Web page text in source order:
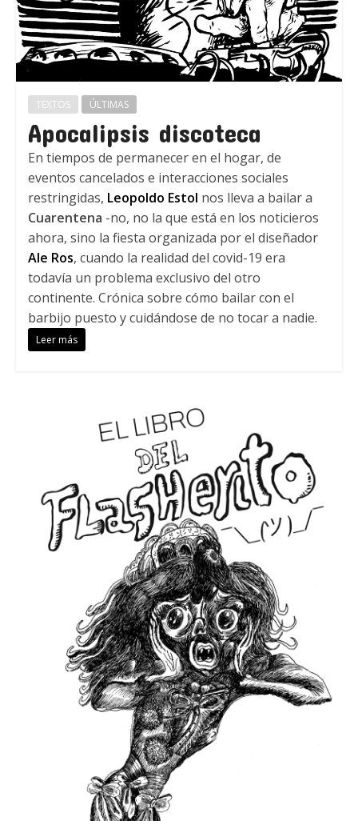
TEXTOS ÚLTIMAS
Apocalipsis discoteca
En tiempos de permanecer en el hogar, de
eventos cancelados e interacciones sociales
restringidas, Leopoldo Estol nos lleva a bailar a
Cuarentena -no, no la que está en los noticieros
ahora, sino la fiesta organizada por el diseñador
Ale Ros, cuando la realidad del covid-19 era
todavía un problema exclusivo del otro
continente. Crónica sobre cómo bailar con el
barbijo puesto y cuidándose de no tocar a nadie.
Leer más